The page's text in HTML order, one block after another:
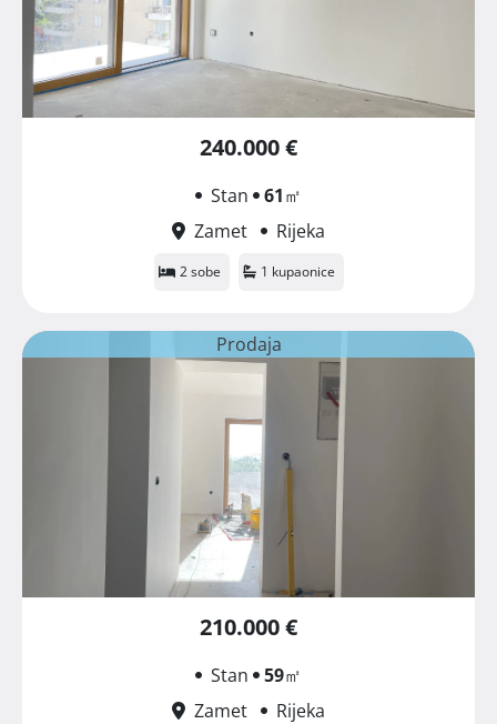
240.000 €
Stan 61㎡
Zamet
Rijeka
2 sobe 1 kupaonice
Prodaja
210.000 €
Stan 59㎡
Zamet
Rijeka